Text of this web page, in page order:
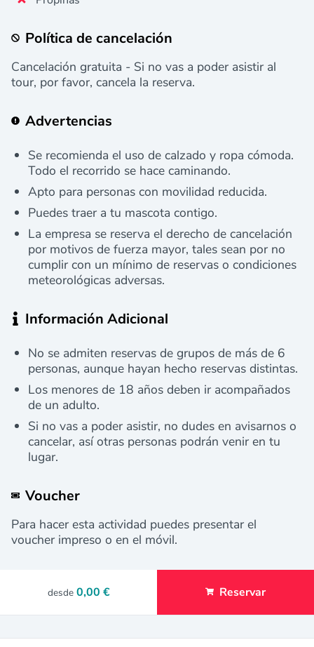
Política de cancelación
Cancelación gratuita - Si no vas a poder asistir al
tour, por favor, cancela la reserva.
Advertencias
Se recomienda el uso de calzado y ropa cómoda.
Todo el recorrido se hace caminando.
Apto para personas con movilidad reducida.
Puedes traer a tu mascota contigo.
La empresa se reserva el derecho de cancelación
por motivos de fuerza mayor, tales sean por no
cumplir con un mínimo de reservas o condiciones
meteorológicas adversas.
Información Adicional
No se admiten reservas de grupos de más de 6
personas, aunque hayan hecho reservas distintas.
Los menores de 18 años deben ir acompañados
de un adulto.
Si no vas a poder asistir, no dudes en avisarnos o
cancelar, así otras personas podrán venir en tu
lugar.
Voucher
Para hacer esta actividad puedes presentar el
voucher impreso o en el móvil.
desde 0,00 € Reservar